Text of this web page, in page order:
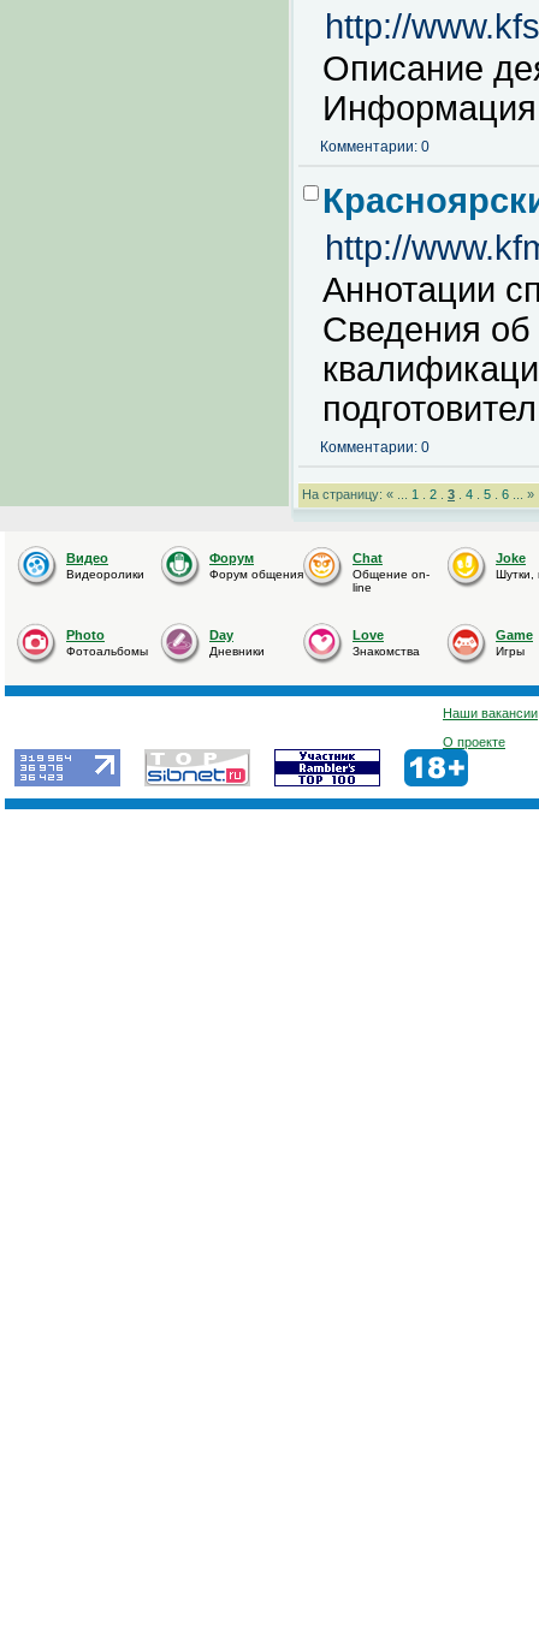
http://
Описание
Информация
Комментарии: 0
http://
Аннотации
Сведения
Комментарии: 0
На страницу: « ... 1 2 3 4 5 6 ... »
Видео
Видеоролики
Форум
Форум общения
Chat
Общение on-
line
Joke
Шутки,
Photo
Фотоальбомы
Day
Дневники
Love
Знакомства
Game
Игры
Наши вакансии
О проекте